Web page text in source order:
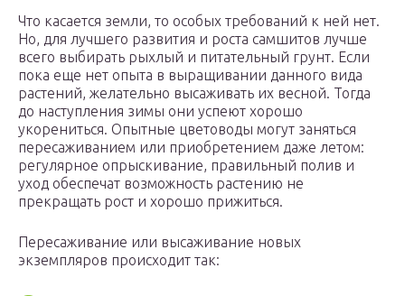
Что касается земли, то особых требований к ней нет.
Но, для лучшего развития и роста самшитов лучше
всего выбирать рыхлый и питательный грунт. Если
пока еще нет опыта в выращивании данного вида
растений, желательно высаживать их весной. Тогда
до наступления зимы они успеют хорошо
укорениться. Опытные цветоводы могут заняться
пересаживанием или приобретением даже летом:
регулярное опрыскивание, правильный полив и
уход обеспечат возможность растению не
прекращать рост и хорошо прижиться.
Пересаживание или высаживание новых
экземпляров происходит так: